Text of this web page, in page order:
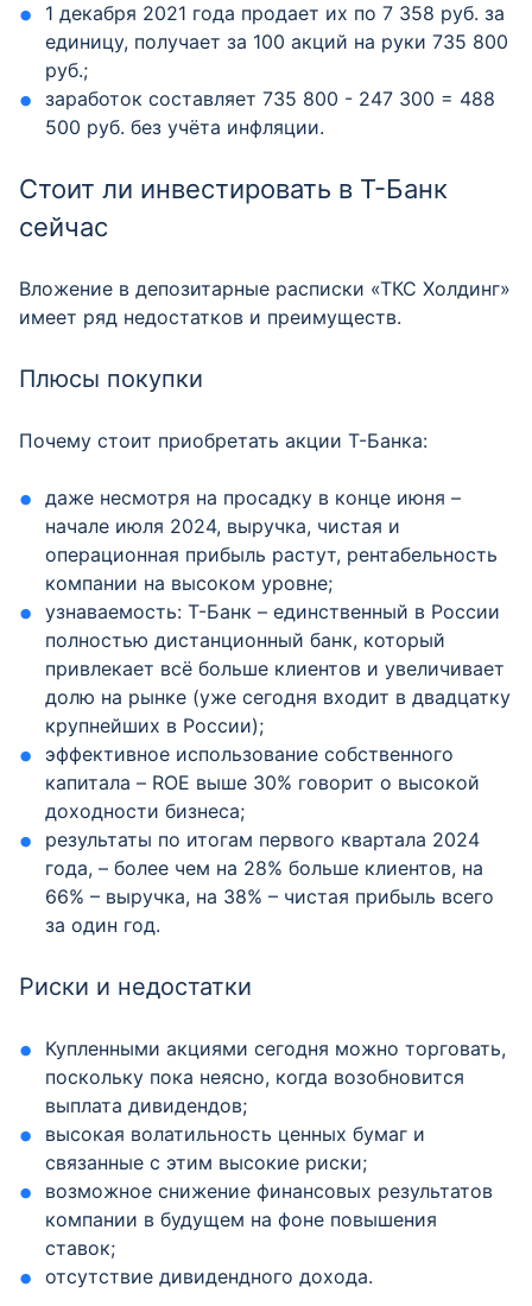
1 декабря 2021 года продает их по 7 358 руб. за
единицу, получает за 100 акций на руки 735 800
руб.;
заработок составляет 735 800 - 247 300 = 488
500 руб. без учёта инфляции.
Стоит ли инвестировать в Т-Банк
сейчас
Вложение в депозитарные расписки «ТКС Холдинг»
имеет ряд недостатков и преимуществ.
Плюсы покупки
Почему стоит приобретать акции Т-Банка:
даже несмотря на просадку в конце июня –
начале июля 2024, выручка, чистая и
операционная прибыль растут, рентабельность
компании на высоком уровне;
узнаваемость: Т-Банк – единственный в России
полностью дистанционный банк, который
привлекает всё больше клиентов и увеличивает
долю на рынке (уже сегодня входит в двадцатку
крупнейших в России);
эффективное использование собственного
капитала – ROE выше 30% говорит о высокой
доходности бизнеса;
результаты по итогам первого квартала 2024
года, – более чем на 28% больше клиентов, на
66% – выручка, на 38% – чистая прибыль всего
за один год.
Риски и недостатки
Купленными акциями сегодня можно торговать,
поскольку пока неясно, когда возобновится
выплата дивидендов;
высокая волатильность ценных бумаг и
связанные с этим высокие риски;
возможное снижение финансовых результатов
компании в будущем на фоне повышения
ставок;
отсутствие дивидендного дохода.